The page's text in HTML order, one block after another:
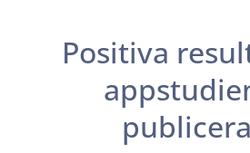
Positiva